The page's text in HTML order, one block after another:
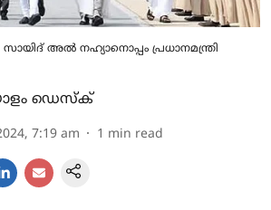
അല്‍ നഹ്യാനൊപ്പം പ്രധാനമന്ത്രി
ഡെസ്ക്
7:19 am 1 min read